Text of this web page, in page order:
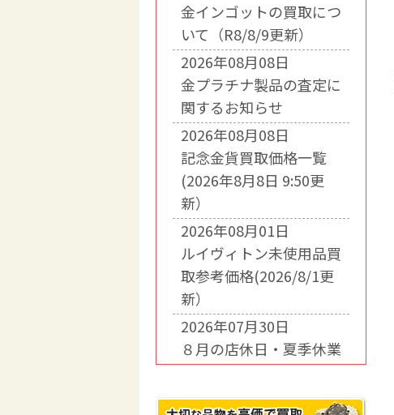
金インゴットの買取につ
いて（R8/8/9更新）
2026年08月08日
金プラチナ製品の査定に
関するお知らせ
2026年08月08日
記念金貨買取価格一覧
(2026年8月8日 9:50更
新）
2026年08月01日
ルイヴィトン未使用品買
取参考価格(2026/8/1更
新）
2026年07月30日
８月の店休日・夏季休業